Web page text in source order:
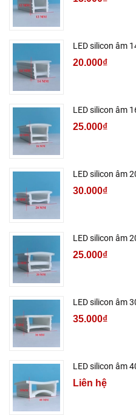
LED silicon âm
20.000₫
LED silicon âm
25.000₫
LED silicon âm
30.000₫
LED silicon âm
25.000₫
LED silicon âm
35.000₫
LED silicon âm
Liên hệ